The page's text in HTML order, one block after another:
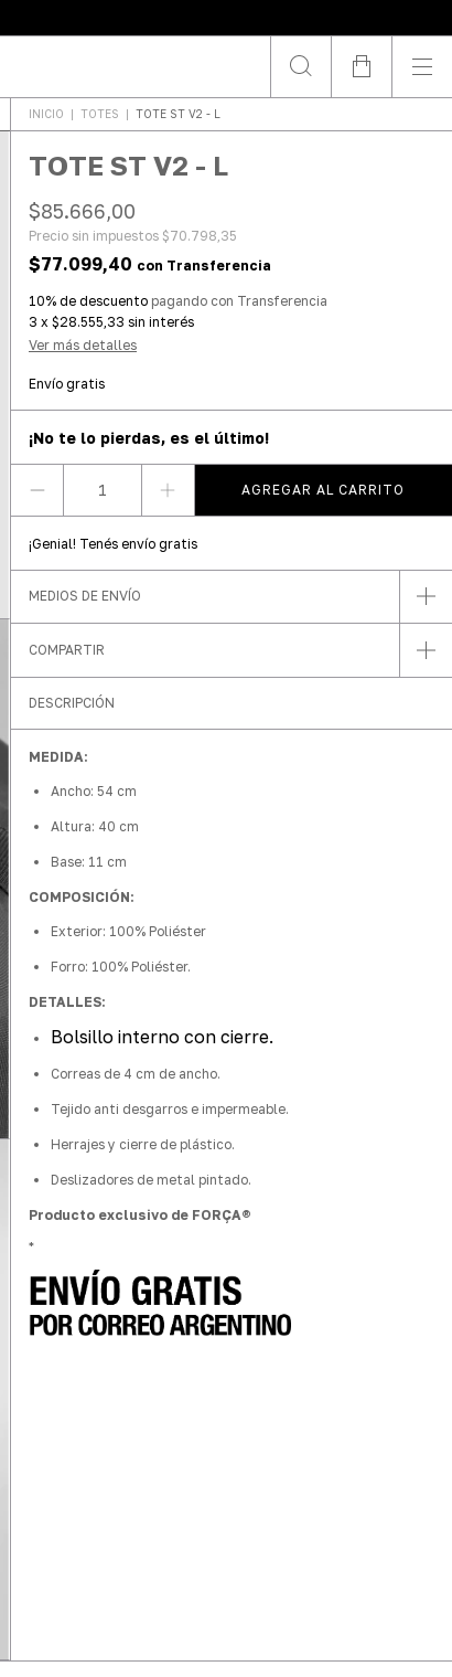
INICIO | TOTES | TOTE ST V2 - L
TOTE ST V2 - L
$85.666,00
Precio sin impuestos $70.798,35
$77.099,40 con Transferencia
10% de descuento pagando con Transferencia
3 x $28.555,33 sin interés
Ver más detalles
Envío gratis
¡No te lo pierdas, es el último!
¡Genial! Tenés envío gratis
MEDIOS DE ENVÍO
COMPARTIR
DESCRIPCIÓN
MEDIDA:
Ancho: 54 cm
Altura: 40 cm
Base: 11 cm
COMPOSICIÓN:
Exterior: 100% Poliéster
Forro: 100% Poliéster.
DETALLES:
Bolsillo interno con cierre.
Correas de 4 cm de ancho.
Tejido anti desgarros e impermeable.
Herrajes y cierre de plástico.
Deslizadores de metal pintado.
Producto exclusivo de FORÇA®
*